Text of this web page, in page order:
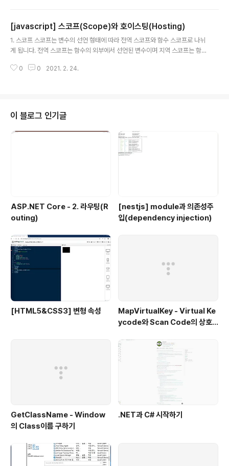
수가 호출된다면 호출스택에 myfunc()가 들어가고 그 안
에서 다시 alert() 함수가 호출되므로 myfunc() 위에 aler
t() 함수가 쌓이게 됩니다. 이러한 구조 때문에 스택이 됩니
되면 호출 스택에서 사라지고 뒤이어 myfunc() 함수로 사
[javascript] 스코프(Scope)와 호이스팅(Hosting)
1. 스코프 스코프는 변수의 선언 형태에 따라 전역 스코프와 함수 스코프로 나뉘
게 됩니다. 전역 스코프는 함수의 외부에서 선언된 변수이며 지역 스코프는 함
al = 2; console.log(local); console.log(global); } myfunc(); 예제를 보
부에 선언된 global은 무시되고 함수 내부에 선언된 global변수를 사용..
0 0 2021. 2. 24.
이 블로그 인기글
ASP.NET Core - 2. 라우팅(R
outing)
[nestjs] module과 의존성주
입(dependency injection)
[HTML5&CSS3] 변형 속성
MapVirtualKey - Virtual Ke
ycode와 Scan Code의 상호
GetClassName - Window
의 Class이름 구하기
.NET과 C# 시작하기